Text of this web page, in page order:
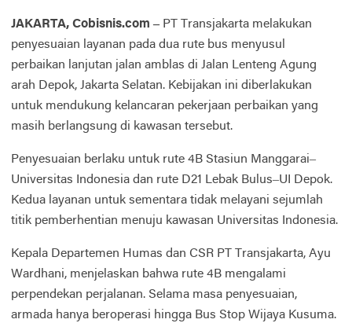
JAKARTA, Cobisnis.com – PT Transjakarta melakukan
penyesuaian layanan pada dua rute bus menyusul
perbaikan lanjutan jalan amblas di Jalan Lenteng Agung
arah Depok, Jakarta Selatan. Kebijakan ini diberlakukan
untuk mendukung kelancaran pekerjaan perbaikan yang
masih berlangsung di kawasan tersebut.
Penyesuaian berlaku untuk rute 4B Stasiun Manggarai–
Universitas Indonesia dan rute D21 Lebak Bulus–UI Depok.
Kedua layanan untuk sementara tidak melayani sejumlah
titik pemberhentian menuju kawasan Universitas Indonesia.
Kepala Departemen Humas dan CSR PT Transjakarta, Ayu
Wardhani, menjelaskan bahwa rute 4B mengalami
perpendekan perjalanan. Selama masa penyesuaian,
armada hanya beroperasi hingga Bus Stop Wijaya Kusuma.